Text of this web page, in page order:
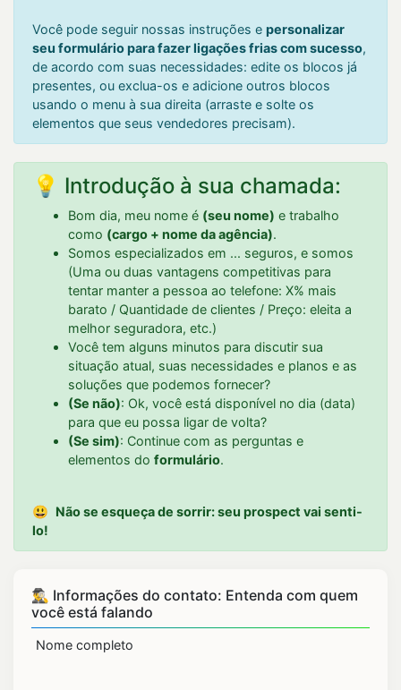
Você pode seguir nossas instruções e personalizar
seu formulário para fazer ligações frias com sucesso,
de acordo com suas necessidades: edite os blocos já
presentes, ou exclua-os e adicione outros blocos
usando o menu à sua direita (arraste e solte os
elementos que seus vendedores precisam).
💡 Introdução à sua chamada:
Bom dia, meu nome é (seu nome) e trabalho
como (cargo + nome da agência).
Somos especializados em ... seguros, e somos
(Uma ou duas vantagens competitivas para
tentar manter a pessoa ao telefone: X% mais
barato / Quantidade de clientes / Preço: eleita a
melhor seguradora, etc.)
Você tem alguns minutos para discutir sua
situação atual, suas necessidades e planos e as
soluções que podemos fornecer?
(Se não): Ok, você está disponível no dia (data)
para que eu possa ligar de volta?
(Se sim): Continue com as perguntas e
elementos do formulário.
😃 Não se esqueça de sorrir: seu prospect vai senti-
lo!
🕵️‍♂️ Informações do contato: Entenda com quem
você está falando
Nome completo